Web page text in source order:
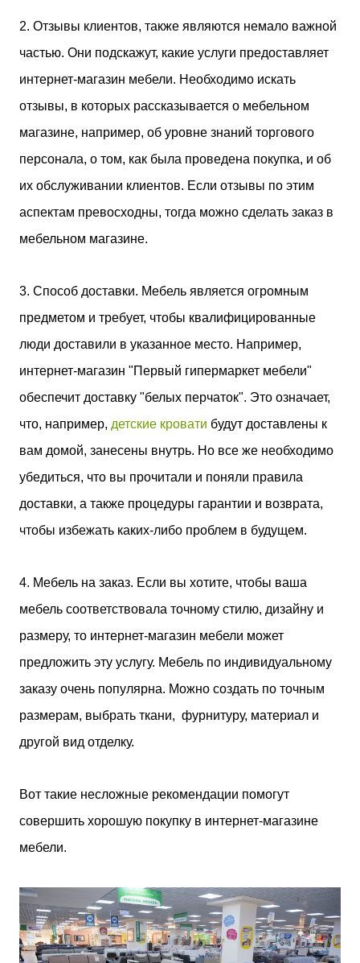
2. Отзывы клиентов, также являются немало важной
частью. Они подскажут, какие услуги предоставляет
интернет-магазин мебели. Необходимо искать
отзывы, в которых рассказывается о мебельном
магазине, например, об уровне знаний торгового
персонала, о том, как была проведена покупка, и об
их обслуживании клиентов. Если отзывы по этим
аспектам превосходны, тогда можно сделать заказ в
мебельном магазине.
3. Способ доставки. Мебель является огромным
предметом и требует, чтобы квалифицированные
люди доставили в указанное место. Например,
интернет-магазин "Первый гипермаркет мебели"
обеспечит доставку "белых перчаток". Это означает,
что, например, детские кровати будут доставлены к
вам домой, занесены внутрь. Но все же необходимо
убедиться, что вы прочитали и поняли правила
доставки, а также процедуры гарантии и возврата,
чтобы избежать каких-либо проблем в будущем.
4. Мебель на заказ. Если вы хотите, чтобы ваша
мебель соответствовала точному стилю, дизайну и
размеру, то интернет-магазин мебели может
предложить эту услугу. Мебель по индивидуальному
заказу очень популярна. Можно создать по точным
размерам, выбрать ткани, фурнитуру, материал и
другой вид отделку.
Вот такие несложные рекомендации помогут
совершить хорошую покупку в интернет-магазине
мебели.